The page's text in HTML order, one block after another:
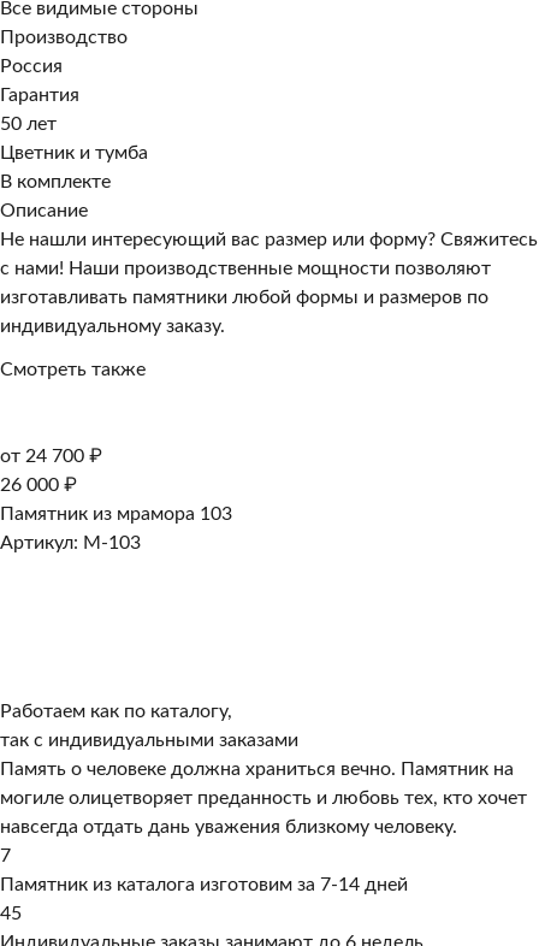
Все видимые стороны
Производство
Россия
Гарантия
50 лет
Цветник и тумба
В комплекте
Описание
Не нашли интересующий вас размер или форму? Свяжитесь
с нами! Наши производственные мощности позволяют
изготавливать памятники любой формы и размеров по
индивидуальному заказу.
Смотреть также
от 24 700 ₽
26 000 ₽
Памятник из мрамора 103
Артикул: M-103
Работаем как по каталогу,
так с индивидуальными заказами
Память о человеке должна храниться вечно. Памятник на
могиле олицетворяет преданность и любовь тех, кто хочет
навсегда отдать дань уважения близкому человеку.
7
Памятник из каталога изготовим за 7-14 дней
45